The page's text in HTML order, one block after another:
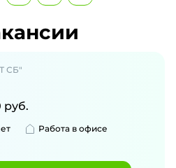
СБ"
руб.
Работа в офисе